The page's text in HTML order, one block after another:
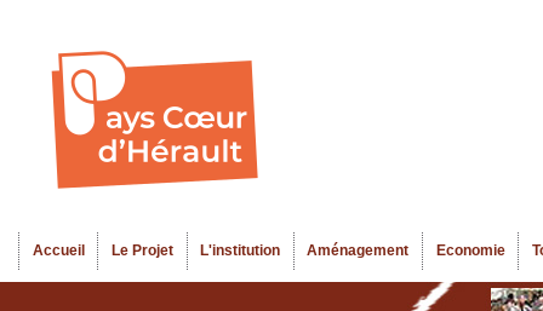
Menu principal
Accueil Le Projet L'institution Aménagement Economie